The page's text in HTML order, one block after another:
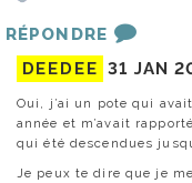
RÉPONDRE
DEEDEE 31 JAN
Oui, j’ai un pote qui
année et m’avait
qui été descendues
Je peux te dire que je